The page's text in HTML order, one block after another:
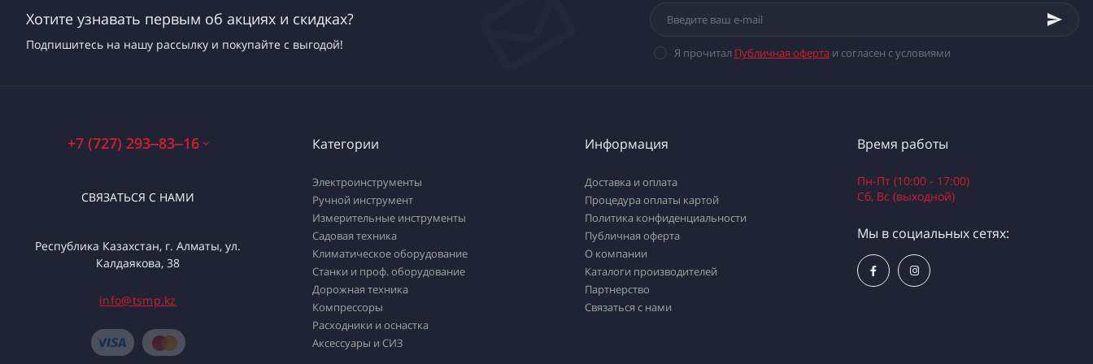
Хотите узнавать первым об акциях и скидках?
Подпишитесь на нашу рассылку и покупайте с выгодой!
Я прочитал Публичная офертаи согласен с условиями
+7 (727) 293‒83‒16
СВЯЗАТЬСЯ С НАМИ
Республика Казахстан, г. Алматы, ул.
Калдаякова, 38
info@tsmp.kz
Категории
Электроинструменты
Ручной инструмент
Измерительные инструменты
Садовая техника
Климатическое оборудование
Станки и проф. оборудование
Дорожная техника
Компрессоры
Расходники и оснастка
Аксессуары и СИЗ
Информация
Доставка и оплата
Процедура оплаты картой
Политика конфиденциальности
Публичная оферта
О компании
Каталоги производителей
Партнерство
Связаться с нами
Время работы
Пн-Пт (10:00 - 17:00)
Сб, Вс (выходной)
Мы в социальных сетях: